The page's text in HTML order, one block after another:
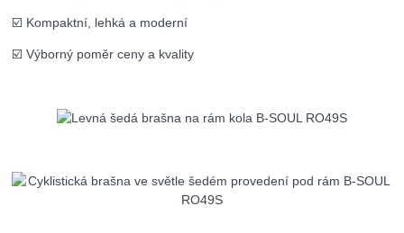
☑️ Kompaktní, lehká a moderní
☑️ Výborný poměr ceny a kvality